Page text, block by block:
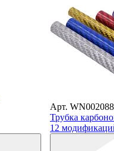
Арт.
Трубка
12